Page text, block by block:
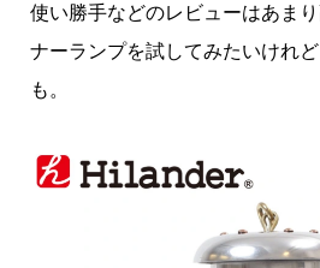
使い勝手などのレビューはあま
ナーランプを試してみたいけれ
も。